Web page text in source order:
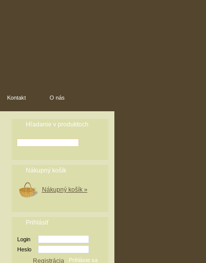
Kontakt O nás
Hľadanie v produktoch
Nákupný košík
Nákupný košík »
Prihlásiť
Login
Heslo
Registrácia